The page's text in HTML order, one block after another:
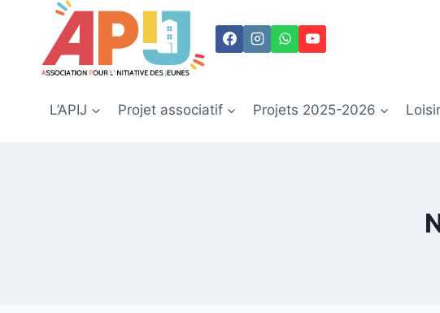
contenu
L’APIJ Projet associatif Projets 2025-2026